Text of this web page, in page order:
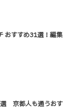
おすすめ31選！編集
京都人も通うおす